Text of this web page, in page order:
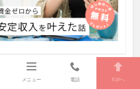
メニュー 電話 TOPへ